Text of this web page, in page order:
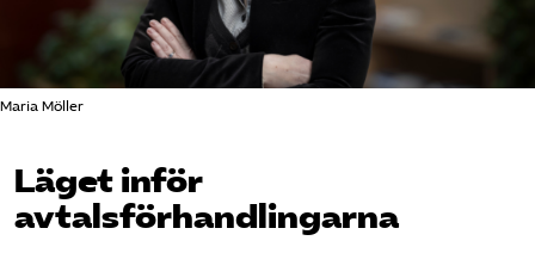
Om oss
Pressrum
Maria Möller
Läget inför
avtalsförhandlingarna